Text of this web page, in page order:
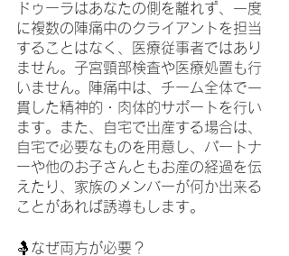
ドゥーラはあなたの側を離れず、一度
に複数の陣痛中のクライアントを担当
することはなく、医療従事者ではあり
ません。子宮頸部検査や医療処置も行
いません。陣痛中は、チーム全体で一
貫した精神的・肉体的サポートを行い
ます。また、自宅で出産する場合は、
自宅で必要なものを用意し、パートナ
ーや他のお子さんともお産の経過を伝
えたり、家族のメンバーが何か出来る
ことがあれば誘導もします。
🤱なぜ両方が必要？